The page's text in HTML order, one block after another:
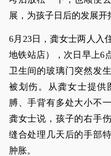
展，为孩子日后的发展开
6月23日，龚女士两人入
地铁站店）‌，次日早上6
卫生间的玻璃门突然发
被划伤。从龚女士提供
膊、手背有多处大小不
龚女士说，孩子的右手
缝合处理几天后的手部
肿胀。